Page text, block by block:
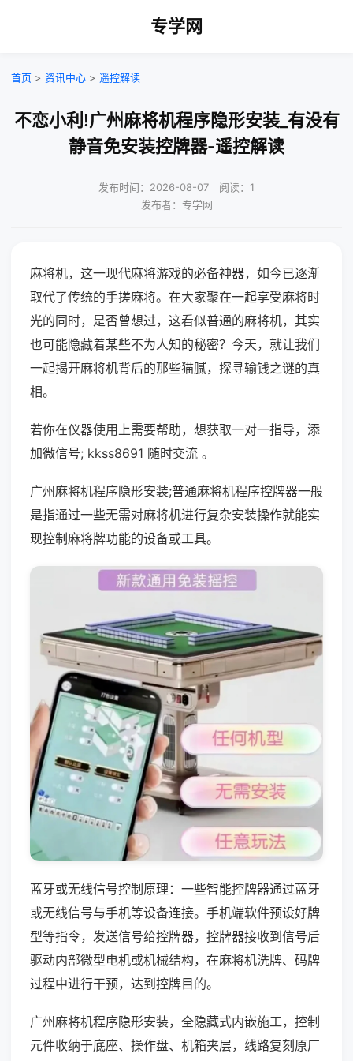
专学网
首页 > 资讯中心 > 遥控解读
不恋小利!广州麻将机程序隐形安装_有没有
静音免安装控牌器-遥控解读
发布时间：2026-08-07｜阅读：1
发布者：专学网
麻将机，这一现代麻将游戏的必备神器，如今已逐渐
取代了传统的手搓麻将。在大家聚在一起享受麻将时
光的同时，是否曾想过，这看似普通的麻将机，其实
也可能隐藏着某些不为人知的秘密？今天，就让我们
一起揭开麻将机背后的那些猫腻，探寻输钱之谜的真
相。
若你在仪器使用上需要帮助，想获取一对一指导，添
加微信号; kkss8691 随时交流 。
广州麻将机程序隐形安装;普通麻将机程序控牌器一般
是指通过一些无需对麻将机进行复杂安装操作就能实
现控制麻将牌功能的设备或工具。
蓝牙或无线信号控制原理：一些智能控牌器通过蓝牙
或无线信号与手机等设备连接。手机端软件预设好牌
型等指令，发送信号给控牌器，控牌器接收到信号后
驱动内部微型电机或机械结构，在麻将机洗牌、码牌
过程中进行干预，达到控牌目的。
广州麻将机程序隐形安装，全隐藏式内嵌施工，控制
元件收纳于底座、操作盘、机箱夹层，线路复刻原厂